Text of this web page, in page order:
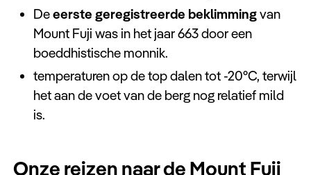
Deeerste geregistreerde beklimmingvan
Mount Fuji was in het jaar 663 door een
boeddhistische monnik.
temperaturen op de top dalen tot -20°C, terwijl
het aan de voet van de berg nog relatief mild
is.
Onze reizen naar de Mount Fuji